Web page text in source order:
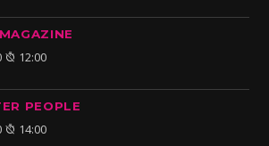
12:00
PEOPLE
14:00